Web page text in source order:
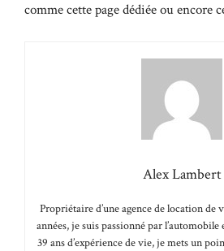
commecette page dédiéeou encore
Alex Lambert
Propriétaire d’une agence de location de
années, je suis passionné par
39 ans d’expérience de vie, je mets un